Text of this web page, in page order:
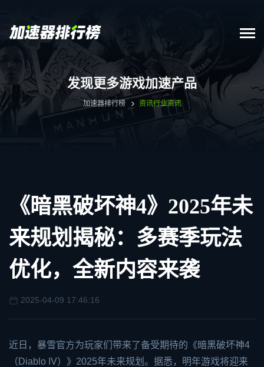
发现更多游戏加速产品
加速器排行榜 资讯行业资讯
《暗黑破坏神4》2025年未
来规划揭秘：多赛季玩法
优化，全新内容来袭
2025-04-09 17:46:16
近日，暴雪官方为玩家们带来了备受期待的《暗黑破坏神4
（Diablo IV）》2025年未来规划。据悉，明年游戏将迎来